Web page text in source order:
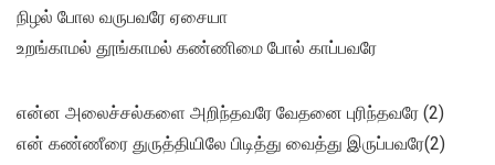
நிழல் போல வருபவரே ஏசையா
உறங்காமல் தூங்காமல் கண்ணிமை போல் காப்பவரே
என்ன அலைச்சல்களை அறிந்தவரே வேதனை புரிந்தவரே (2)
என் கண்ணீரை துருத்தியிலே பிடித்து வைத்து இருப்பவரே(2)